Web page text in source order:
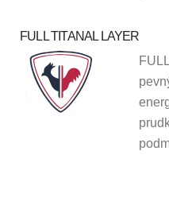
FULL TITANAL LAYER